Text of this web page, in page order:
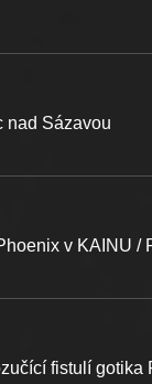
nad Sázavou
v KAINU /
fistulí gotika